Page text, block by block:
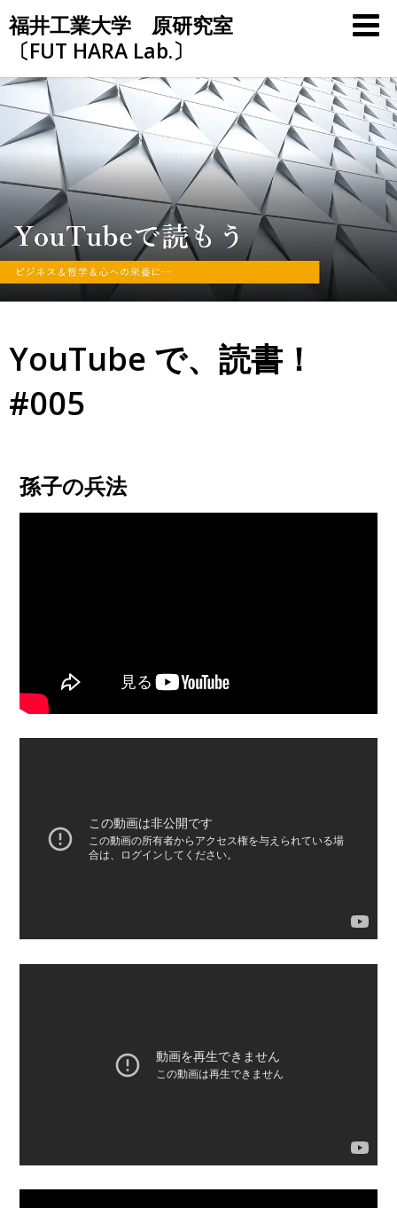
Skip
to
content
福井工業大学 原研究室
〔FUT HARA Lab.〕
YouTube で、読書！
#005
孫子の兵法